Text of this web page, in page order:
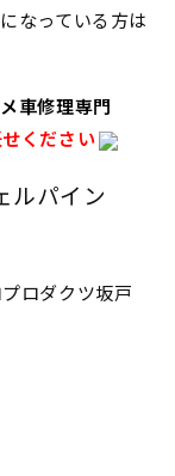
なっている方は
車修理専門
ください
ルパイン
プロダクツ坂戸